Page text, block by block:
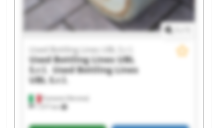
Fumane (Verona)
1 577 km
Used Bottling Lines UBL S.r.l.
Used Bottling Lines UBL
S.r.l.
Used Bottling Lines
UBL S.r.l.